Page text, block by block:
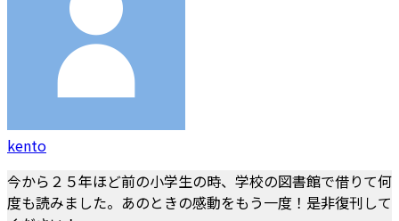
kento
今から２５年ほど前の小学生の時、学校の図書館で借りて何
度も読みました。あのときの感動をもう一度！是非復刊して